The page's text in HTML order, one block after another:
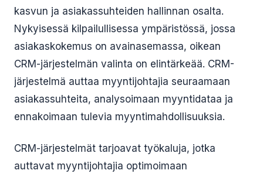
kasvun ja asiakassuhteiden hallinnan osalta.
Nykyisessä kilpailullisessa ympäristössä, jossa
asiakaskokemus on avainasemassa, oikean
CRM-järjestelmän valinta on elintärkeää. CRM-
järjestelmä auttaa myyntijohtajia seuraamaan
asiakassuhteita, analysoimaan myyntidataa ja
ennakoimaan tulevia myyntimahdollisuuksia.
CRM-järjestelmät tarjoavat työkaluja, jotka
auttavat myyntijohtajia optimoimaan